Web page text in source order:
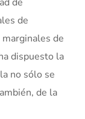
de
de
dispuesto la
no sólo se
de la